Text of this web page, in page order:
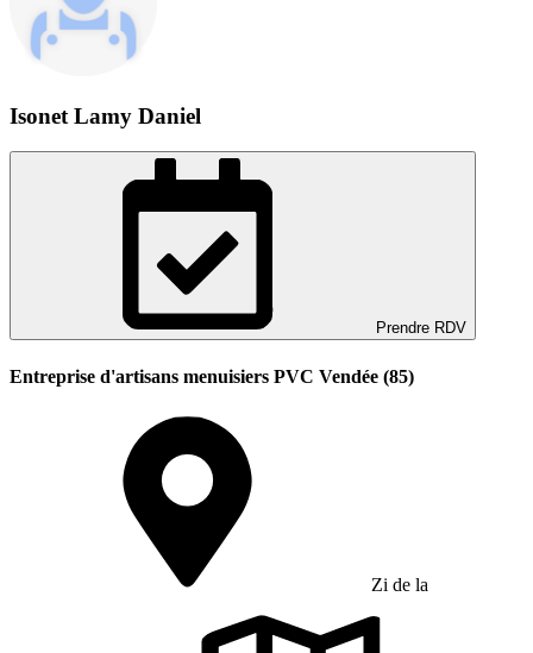
Isonet Lamy Daniel
Prendre RDV
Entreprise d'artisans menuisiers PVC Vendée (85)
Zi de la